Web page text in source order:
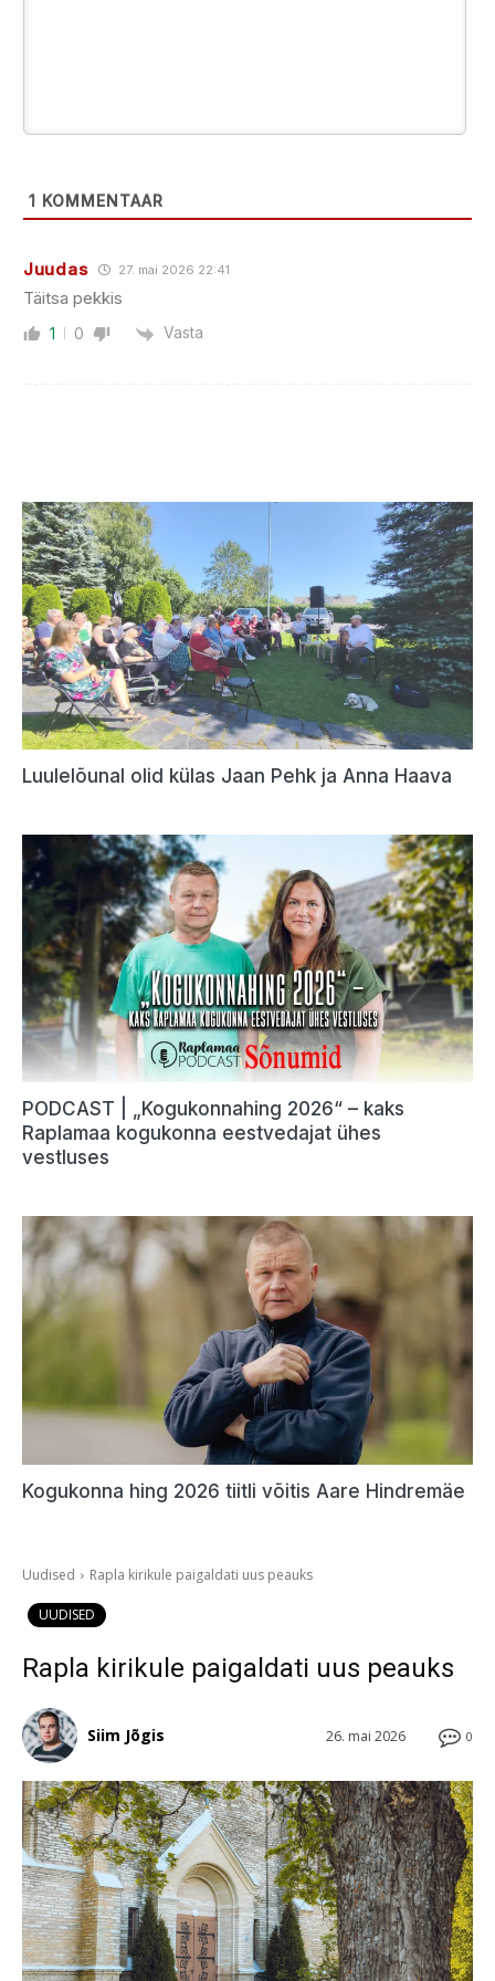
1 KOMMENTAAR
Juudas 27. mai 2026 22:41
Täitsa pekkis
1 0 Vasta
Luulelõunal olid külas Jaan Pehk ja Anna Haava
PODCAST | „Kogukonnahing 2026“ – kaks
Raplamaa kogukonna eestvedajat ühes
vestluses
Kogukonna hing 2026 tiitli võitis Aare Hindremäe